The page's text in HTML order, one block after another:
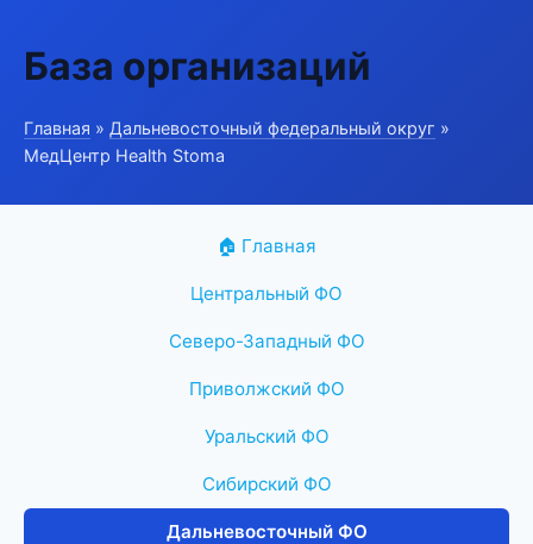
База организаций
Главная » Дальневосточный федеральный округ »
МедЦентр Health Stoma
🏠 Главная
Центральный ФО
Северо-Западный ФО
Приволжский ФО
Уральский ФО
Сибирский ФО
Дальневосточный ФО